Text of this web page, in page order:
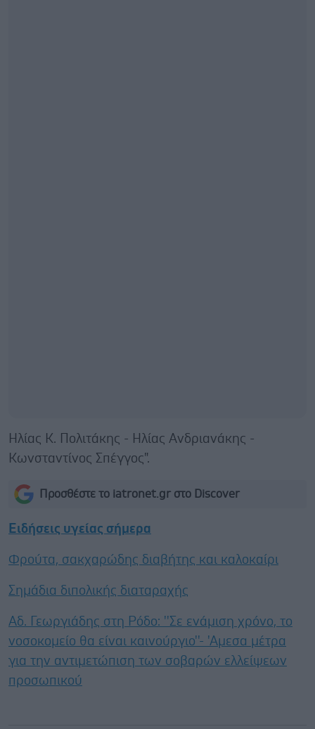
Ηλίας Κ. Πολιτάκης - Ηλίας Ανδριανάκης -
Κωνσταντίνος Σπέγγος".
Προσθέστε το iatronet.gr στο Discover
Ειδήσεις υγείας σήμερα
Φρούτα, σακχαρώδης διαβήτης και καλοκαίρι
Σημάδια διπολικής διαταραχής
Αδ. Γεωργιάδης στη Ρόδο: ''Σε ενάμιση χρόνο, το
νοσοκομείο θα είναι καινούργιο''- 'Αμεσα μέτρα
για την αντιμετώπιση των σοβαρών ελλείψεων
προσωπικού